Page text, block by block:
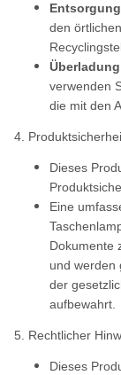
den
verwenden
die mit den
4.
Dieses
Eine
Dokumente
und werden
der
aufbewahrt.
5. Rechtlicher
Dieses